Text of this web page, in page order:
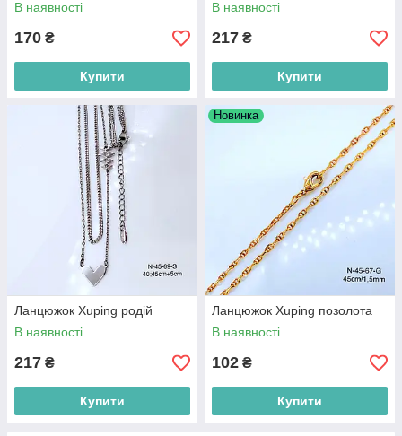
В наявності
170 ₴
Купити
В наявності
217 ₴
Купити
Ланцюжок Xuping родій
В наявності
217 ₴
Купити
Новинка
Ланцюжок Xuping позолота
В наявності
102 ₴
Купити